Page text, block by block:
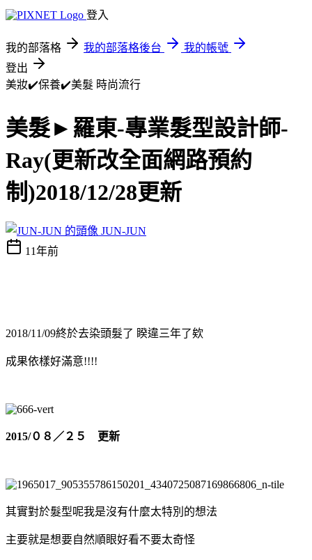
登入
我的部落格 我的部落格後台
我的帳號
登出
美妝✔️保養✔️美髮 時尚流行
美髮►羅東-專業髮型設計師-
Ray(更新改全面網路預約
制)2018/12/28更新
JUN-JUN
11年前
2018/11/09終於去染頭髮了 睽違三年了欸
成果依樣好滿意!!!!
2015/０８／２５ 更新
其實對於髮型呢我是沒有什麼太特別的想法
主要就是想要自然順眼好看不要太奇怪